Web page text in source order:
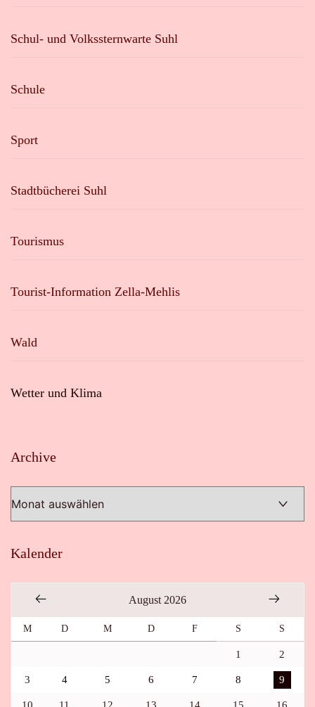
Schul- und Volkssternwarte Suhl
Schule
Sport
Stadtbücherei Suhl
Tourismus
Tourist-Information Zella-Mehlis
Wald
Wetter und Klima
Archive
Kalender
August 2026
M D M D F S S
1 2
3 4 5 6 7 8 9